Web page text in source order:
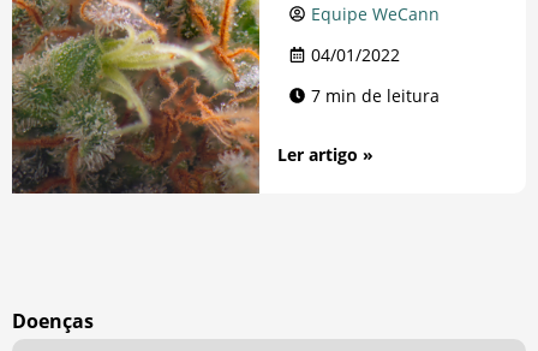
Equipe WeCann
04/01/2022
7 min de leitura
Ler artigo »
Doenças